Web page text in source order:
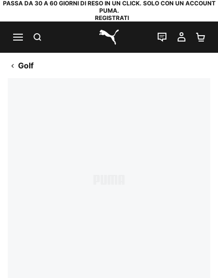
PASSA DA 30 A 60 GIORNI DI RESO IN UN CLICK. SOLO CON UN ACCOUNT
PUMA.
REGISTRATI
PUMA.com
CHAT IL MIO
Golf